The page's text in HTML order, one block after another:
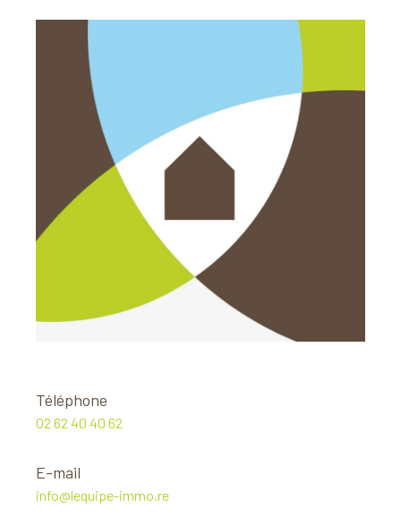
Téléphone
02 62 40 40 62
E-mail
info@lequipe-immo.re